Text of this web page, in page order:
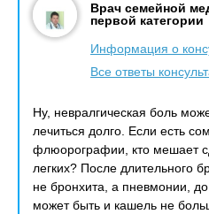
Врач семейной
первой категории
Информация о
Все ответы
Ну, невралгическая боль
лечиться долго. Если есть
флюорографии, кто мешает
легких? После длительного
не бронхита, а пневмонии,
может быть и кашель не